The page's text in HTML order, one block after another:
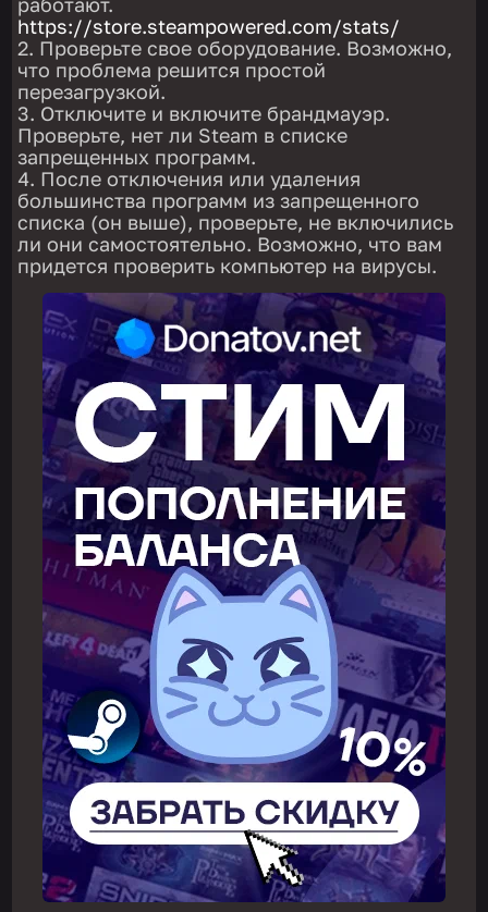
https://store.steampowered.com/stats/
Проверьте свое оборудование. Возможно,
что проблема решится простой
перезагрузкой.
Отключите и включите брандмауэр.
Проверьте, нет ли Steam в списке
запрещенных программ.
После отключения или удаления
большинства программ из запрещенного
списка (он выше), проверьте, не включились
ли они самостоятельно. Возможно, что вам
придется проверить компьютер на вирусы.